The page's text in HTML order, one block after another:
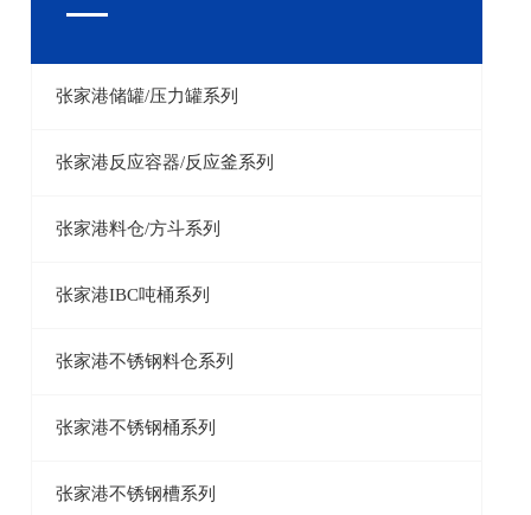
张家港储罐/压力罐系列
张家港反应容器/反应釜系列
张家港料仓/方斗系列
张家港IBC吨桶系列
张家港不锈钢料仓系列
张家港不锈钢桶系列
张家港不锈钢槽系列